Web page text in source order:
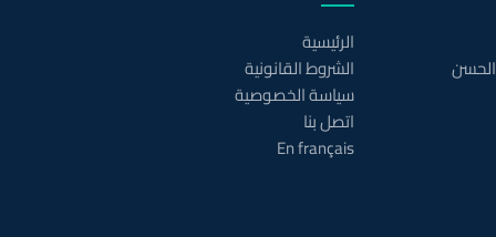
الرئيسية
الشروط القانونية
سياسة الخصوصية
اتصل بنا
En français